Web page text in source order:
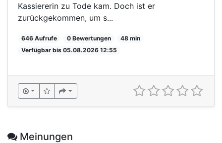
Kassiererin zu Tode kam. Doch ist er
zurückgekommen, um s...
646 Aufrufe 0 Bewertungen
48 min
Verfügbar bis 05.08.2026 12:55
Meinungen